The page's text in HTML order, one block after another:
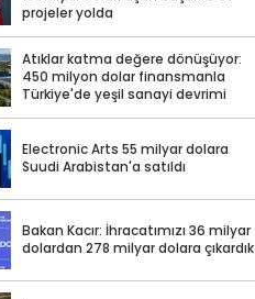
projeler yolda
Atıklar katma değere dönüşüyor:
450 milyon dolar finansmanla
Türkiye'de yeşil sanayi devrimi
Electronic Arts 55 milyar dolara
Suudi Arabistan'a satıldı
Bakan Kacır: İhracatımızı 36 milyar
dolardan 278 milyar dolara çıkardık